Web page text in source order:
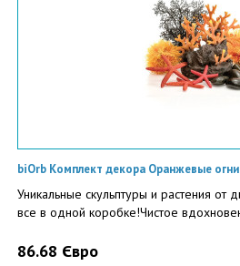
biOrb Комплект декора Оранжевые огни
Уникальные скульптуры и растения от
все в одной коробке!Чистое
86.68 Євро